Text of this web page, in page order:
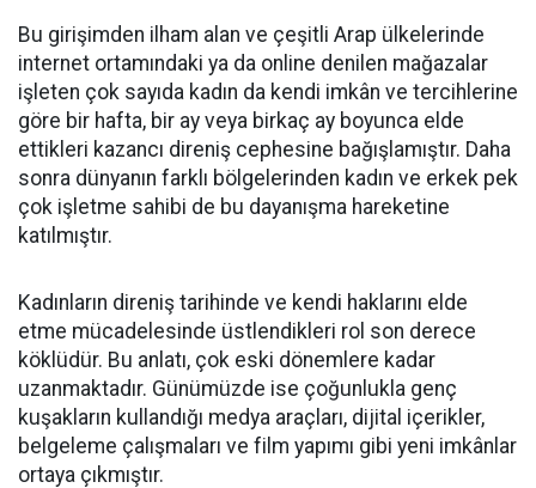
Bu girişimden ilham alan ve çeşitli Arap ülkelerinde
internet ortamındaki ya da online denilen mağazalar
işleten çok sayıda kadın da kendi imkân ve tercihlerine
göre bir hafta, bir ay veya birkaç ay boyunca elde
ettikleri kazancı direniş cephesine bağışlamıştır. Daha
sonra dünyanın farklı bölgelerinden kadın ve erkek pek
çok işletme sahibi de bu dayanışma hareketine
katılmıştır.
Kadınların direniş tarihinde ve kendi haklarını elde
etme mücadelesinde üstlendikleri rol son derece
köklüdür. Bu anlatı, çok eski dönemlere kadar
uzanmaktadır. Günümüzde ise çoğunlukla genç
kuşakların kullandığı medya araçları, dijital içerikler,
belgeleme çalışmaları ve film yapımı gibi yeni imkânlar
ortaya çıkmıştır.